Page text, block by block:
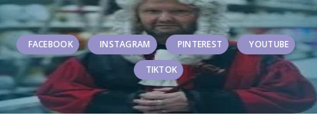
FACEBOOK INSTAGRAM PINTEREST YOUTUBE
TIKTOK